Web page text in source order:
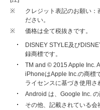
※
クレジット表記のお願い
ださい。
※
価格は全て税抜きです。
DISNEY STYLE及び
録商標です。
TM and © 2015 Apple Inc.
iPhoneはApple Inc.の商標
ライセンスに基づき使用さ
Android は、Google Inc. の
その他、記載されている会